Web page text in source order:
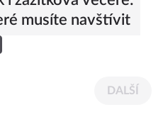
musíte navštívit
DALŠÍ